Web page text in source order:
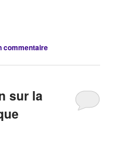
commentaire
sur la